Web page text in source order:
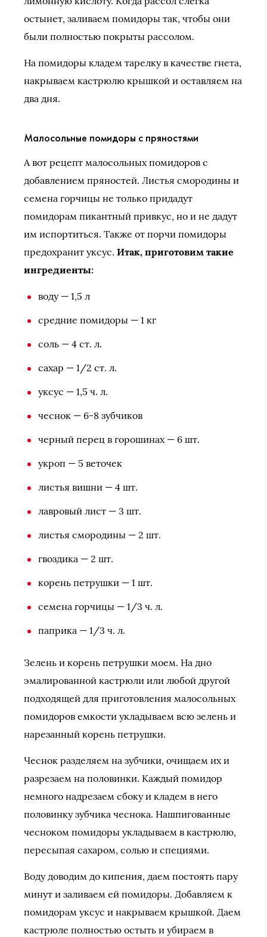
остынет, заливаем помидоры так, чтобы они
были полностью покрыты рассолом.
На помидоры кладем тарелку в качестве гнета,
накрываем кастрюлю крышкой и оставляем на
два дня.
Малосольные помидоры с пряностями
А вот рецепт малосольных помидоров с
добавлением пряностей. Листья смородины и
семена горчицы не только придадут
помидорам пикантный привкус, но и не дадут
им испортиться. Также от порчи помидоры
предохранит уксус. Итак, приготовим такие
ингредиенты:
воду — 1,5 л
средние помидоры — 1 кг
соль — 4 ст. л.
сахар — 1/2 ст. л.
уксус — 1,5 ч. л.
чеснок — 6-8 зубчиков
черный перец в горошинах — 6 шт.
укроп — 5 веточек
листья вишни — 4 шт.
лавровый лист — 3 шт.
листья смородины — 2 шт.
гвоздика — 2 шт.
корень петрушки — 1 шт.
семена горчицы — 1/3 ч. л.
паприка — 1/3 ч. л.
Зелень и корень петрушки моем. На дно
эмалированной кастрюли или любой другой
подходящей для приготовления малосольных
помидоров емкости укладываем всю зелень и
нарезанный корень петрушки.
Чеснок разделяем на зубчики, очищаем их и
разрезаем на половинки. Каждый помидор
немного надрезаем сбоку и кладем в него
половинку зубчика чеснока. Нашпигованные
чесноком помидоры укладываем в кастрюлю,
пересыпая сахаром, солью и специями.
Воду доводим до кипения, даем постоять пару
минут и заливаем ей помидоры. Добавляем к
помидорам уксус и накрываем крышкой. Даем
кастрюле полностью остыть и убираем в